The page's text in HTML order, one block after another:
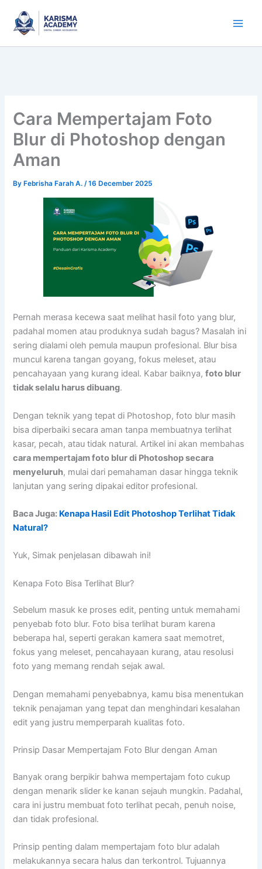
content
Cara Mempertajam Foto
Blur di Photoshop dengan
Aman
By Febrisha Farah A./16 December 2025
Pernah merasa kecewa saat melihat hasil foto yang blur,
padahal momen atau produknya sudah bagus? Masalah ini
sering dialami oleh pemula maupun profesional. Blur bisa
muncul karena tangan goyang, fokus meleset, atau
pencahayaan yang kurang ideal. Kabar baiknya,foto blur
tidak selalu harus dibuang.
Dengan teknik yang tepat di Photoshop, foto blur masih
bisa diperbaiki secara aman tanpa membuatnya terlihat
kasar, pecah, atau tidak natural. Artikel ini akan membahas
cara mempertajam foto blur di Photoshop secara
menyeluruh, mulai dari pemahaman dasar hingga teknik
lanjutan yang sering dipakai editor profesional.
Baca Juga: Kenapa Hasil Edit Photoshop Terlihat Tidak
Natural?
Yuk, Simak penjelasan dibawah ini!
Kenapa Foto Bisa Terlihat Blur?
Sebelum masuk ke proses edit, penting untuk memahami
penyebab foto blur. Foto bisa terlihat buram karena
beberapa hal, seperti gerakan kamera saat memotret,
fokus yang meleset, pencahayaan kurang, atau resolusi
foto yang memang rendah sejak awal.
Dengan memahami penyebabnya, kamu bisa menentukan
teknik penajaman yang tepat dan menghindari kesalahan
edit yang justru memperparah kualitas foto.
Prinsip Dasar Mempertajam Foto Blur dengan Aman
Banyak orang berpikir bahwa mempertajam foto cukup
dengan menarik slider ke kanan sejauh mungkin. Padahal,
cara ini justru membuat foto terlihat pecah, penuh noise,
dan tidak profesional.
Prinsip penting dalam mempertajam foto blur adalah
melakukannya secara halus dan terkontrol. Tujuannya